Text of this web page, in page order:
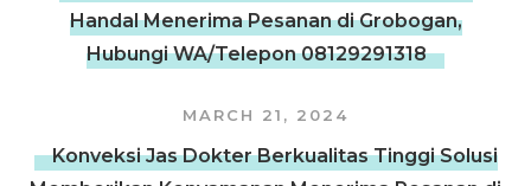
Handal Menerima Pesanan di Grobogan,
Hubungi WA/Telepon 08129291318
MARCH 21, 2024
Konveksi Jas Dokter Berkualitas Tinggi Solusi